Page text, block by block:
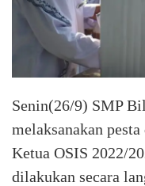
Senin(26/9) SMP
melaksanakan
Ketua OSIS 2022/
dilakukan secara